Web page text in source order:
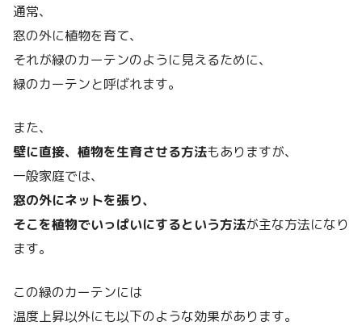
通常、
窓の外に植物を育て、
それが緑のカーテンのように見えるために、
緑のカーテンと呼ばれます。
また、
壁に直接、植物を生育させる方法もありますが、
一般家庭では、
窓の外にネットを張り、
そこを植物でいっぱいにするという方法が主な方法になり
ます。
この緑のカーテンには
温度上昇以外にも以下のような効果があります。